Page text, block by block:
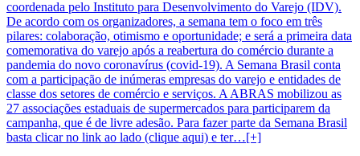
coordenada pelo Instituto para Desenvolvimento do Varejo (IDV).
De acordo com os organizadores, a semana tem o foco em três
pilares: colaboração, otimismo e oportunidade; e será a primeira data
comemorativa do varejo após a reabertura do comércio durante a
pandemia do novo coronavírus (covid-19). A Semana Brasil conta
com a participação de inúmeras empresas do varejo e entidades de
classe dos setores de comércio e serviços. A ABRAS mobilizou as
27 associações estaduais de supermercados para participarem da
campanha, que é de livre adesão. Para fazer parte da Semana Brasil
basta clicar no link ao lado (clique aqui) e ter…[+]